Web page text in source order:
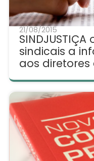
21/08/2015
sindicais a
aos diretores